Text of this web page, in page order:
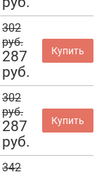
302
руб.
287
руб.
Купить
302
руб.
287
руб.
Купить
342